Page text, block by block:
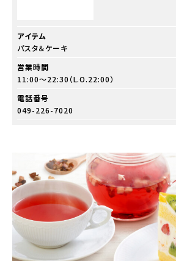
アイテム
パスタ＆ケーキ
営業時間
11:00～22:30（L.O.22:00）
電話番号
049-226-7020